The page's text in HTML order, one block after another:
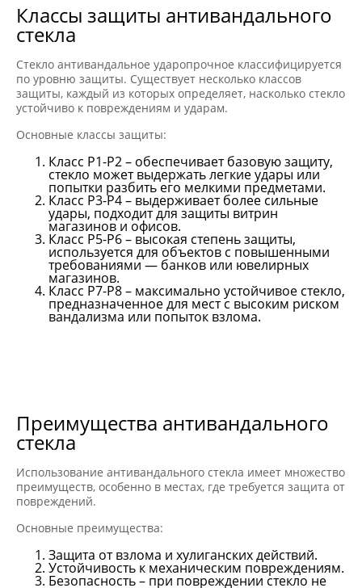
Классы защиты антивандального
стекла
Стекло антивандальное ударопрочное классифицируется
по уровню защиты. Существует несколько классов
защиты, каждый из которых определяет, насколько стекло
устойчиво к повреждениям и ударам.
Основные классы защиты:
Класс P1-P2 – обеспечивает базовую защиту,
стекло может выдержать легкие удары или
попытки разбить его мелкими предметами.
Класс P3-P4 – выдерживает более сильные
удары, подходит для защиты витрин
магазинов и офисов.
Класс P5-P6 – высокая степень защиты,
используется для объектов с повышенными
требованиями — банков или ювелирных
магазинов.
Класс P7-P8 – максимально устойчивое стекло,
предназначенное для мест с высоким риском
вандализма или попыток взлома.
Преимущества антивандального
стекла
Использование антивандального стекла имеет множество
преимуществ, особенно в местах, где требуется защита от
повреждений.
Основные преимущества:
Защита от взлома и хулиганских действий.
Устойчивость к механическим повреждениям.
Безопасность – при повреждении стекло не